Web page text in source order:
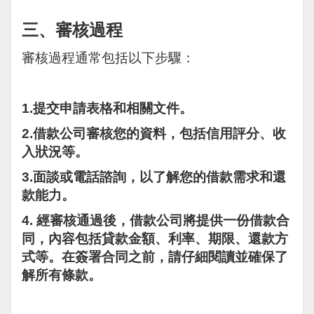
三、審核過程
審核過程通常包括以下步驟：
1.提交申請表格和相關文件。
2.借款公司審核您的資料，包括信用評分、收
入狀況等。
3.面談或電話諮詢，以了解您的借款需求和還
款能力。
4. 經審核通過後，借款公司將提供一份借款合
同，內容包括貸款金額、利率、期限、還款方
式等。在簽署合同之前，請仔細閱讀並確保了
解所有條款。